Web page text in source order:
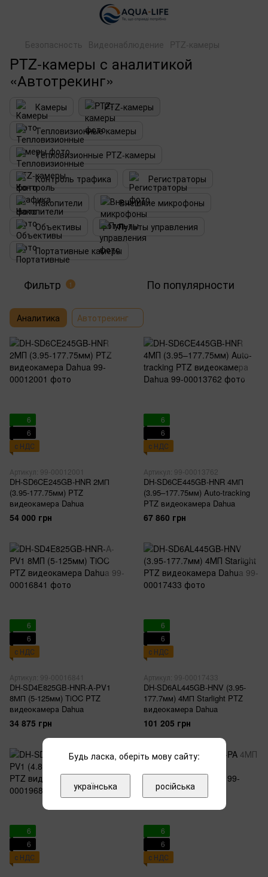
Безопасность Видеонаблюдение PTZ-камеры
PTZ-камеры с аналитикой
«Автотрекинг»
Камеры
PTZ-камеры
Тепловизионные камеры
Тепловизионные PTZ-камеры
Контроль трафика
Регистраторы
Накопители
Внешние микрофоны
Объективы
Пульты управления
Портативные камеры
Фильтр 1 По популярности
Аналитика Автотрекинг
6
6
с НДС
Артикул: 99-00012001
DH-SD6CE245GB-HNR 2МП
(3.95-177.75мм) PTZ
видеокамера Dahua
54 000 грн
6
6
с НДС
Артикул: 99-00013762
DH-SD6CE445GB-HNR 4МП
(3.95–177.75мм) Auto-tracking
PTZ видеокамера Dahua
67 860 грн
6
6
с НДС
Артикул: 99-00016841
DH-SD4E825GB-HNR-A-PV1
8МП (5-125мм) TiOC PTZ
видеокамера Dahua
34 875 грн
6
6
с НДС
Артикул: 99-00017433
DH-SD6AL445GB-HNV (3.95-
177.7мм) 4МП Starlight PTZ
видеокамера Dahua
101 205 грн
6
6
с НДС
6
6
с НДС
Будь ласка, оберіть мову сайту:
українська російська